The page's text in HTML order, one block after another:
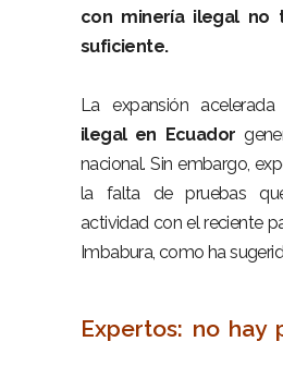
con minería ilegal no
suficiente.
La expansión
ilegal en Ecuador
nacional. Sin embargo,
la falta de pruebas
actividad con el reciente
Imbabura, como ha
Expertos: no hay